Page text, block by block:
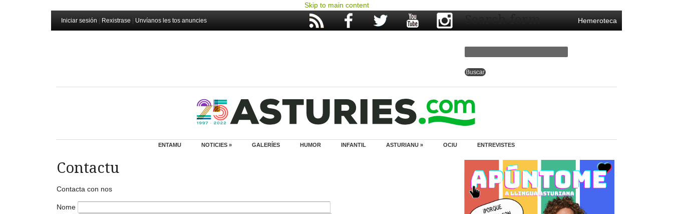
Skip to main content
Iniciar sesión Rexistrase Unvíanos les tos anuncies Hemeroteca
Search form
ENTAMU NOTICIES » GALERÍES HUMOR INFANTIL ASTURIANU » OCIU ENTREVISTES
Contactu
Contacta con nos
Nome